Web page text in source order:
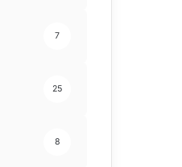
7
25
8